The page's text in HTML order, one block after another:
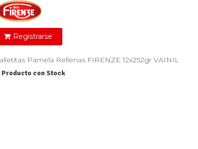
Registrarse
Pamela Rellenas FIRENZE 12x252gr VAINIL
Producto con Stock